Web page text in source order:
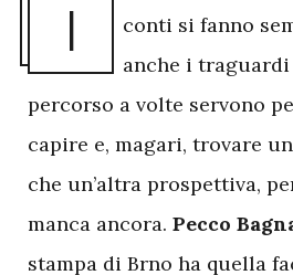
I
conti si fanno
anche i traguardi
percorso a volte servono
capire e, magari, trovare
che un’altra prospettiva,
manca ancora. Pecco
stampa di Brno ha quella